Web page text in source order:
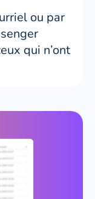
ou par
qui n’ont